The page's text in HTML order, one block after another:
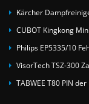
Kärcher
CUBOT Kingkong
Philips EP5335/10
VisorTech TSZ-300
TABWEE T80 PIN